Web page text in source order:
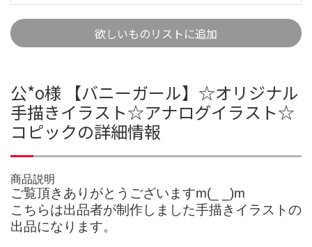
欲しいものリストに追加
公*o様 【バニーガール】☆オリジナル
手描きイラスト☆アナログイラスト☆
コピックの詳細情報
商品説明
ご覧頂きありがとうございますm(_ _)m
こちらは出品者が制作しました手描きイラストの
出品になります。